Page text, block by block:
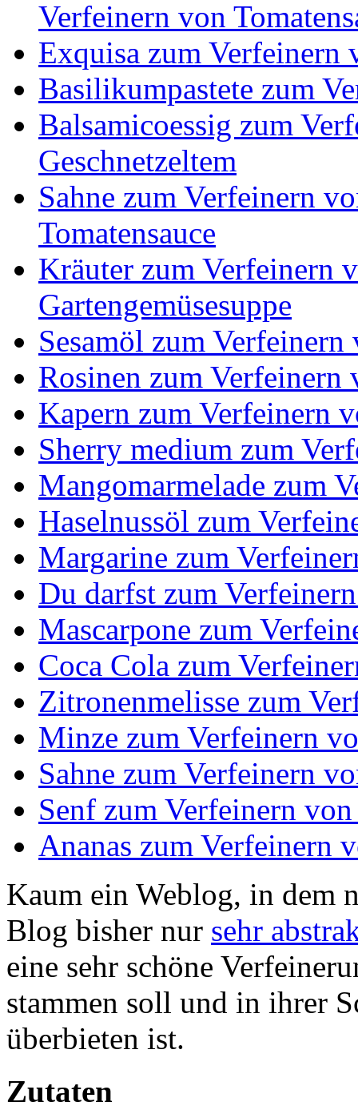
Verfeinern von
Exquisa zum Verfeinern
Basilikumpastete zum
Balsamicoessig zum
Geschnetzeltem
Sahne zum Verfeinern
Tomatensauce
Kräuter zum Verfeinern
Gartengemüsesuppe
Sesamöl zum
Rosinen zum Verfeinern
Kapern zum Verfeinern
Sherry medium zum
Mangomarmelade zum
Haselnussöl zum
Margarine zum
Du darfst zum
Mascarpone zum
Coca Cola zum
Zitronenmelisse zum
Minze zum Verfeinern
Sahne zum Verfeinern
Senf zum Verfeinern von
Ananas zum Verfeinern
Kaum ein Weblog, in dem
Blog bisher nur sehr
eine sehr schöne
stammen soll und in ihrer
überbieten ist.
Zutaten